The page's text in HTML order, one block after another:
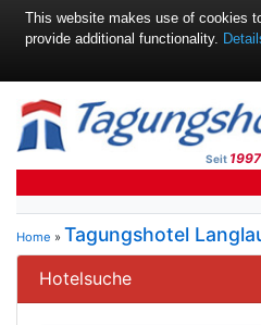
Seit 1997
Home » Tagungshotel
Hotelsuche
This website makes use of cookies
provide additional functionality.